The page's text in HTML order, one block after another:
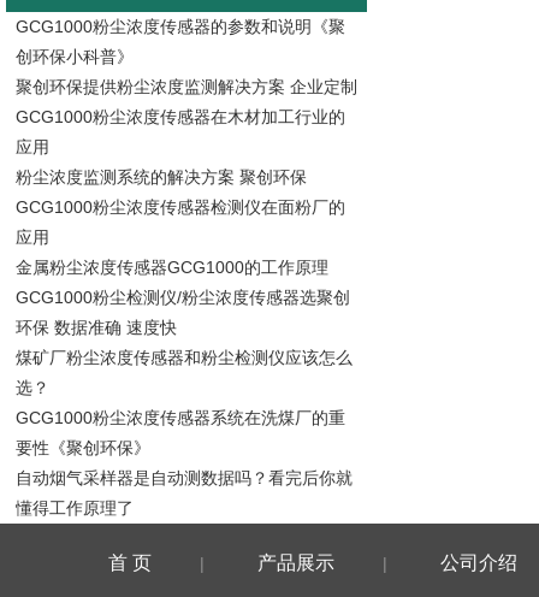
GCG1000粉尘浓度传感器的参数和说明《聚
创环保小科普》
聚创环保提供粉尘浓度监测解决方案 企业定制
GCG1000粉尘浓度传感器在木材加工行业的
应用
粉尘浓度监测系统的解决方案 聚创环保
GCG1000粉尘浓度传感器检测仪在面粉厂的
应用
金属粉尘浓度传感器GCG1000的工作原理
GCG1000粉尘检测仪/粉尘浓度传感器选聚创
环保 数据准确 速度快
煤矿厂粉尘浓度传感器和粉尘检测仪应该怎么
选？
GCG1000粉尘浓度传感器系统在洗煤厂的重
要性《聚创环保》
自动烟气采样器是自动测数据吗？看完后你就
懂得工作原理了
首 页 | 产品展示 | 公司介绍